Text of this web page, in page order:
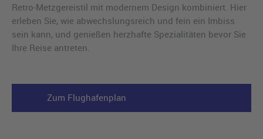
Retro-Metzgereistil mit modernem Design kombiniert. Hier
erleben Sie, wie abwechslungsreich und fein ein Imbiss
sein kann, und genießen herzhafte Spezialitäten bevor Sie
Ihre Reise antreten.
Zum Flughafenplan